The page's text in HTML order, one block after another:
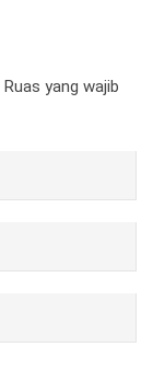
Ruas yang wajib